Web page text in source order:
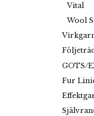
Vital
Wool
GOTS/
Fur